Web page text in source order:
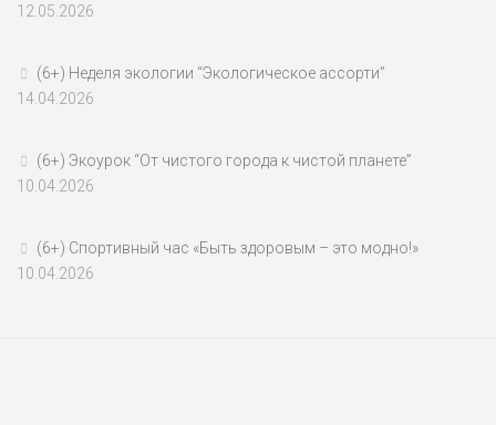
12.05.2026
(6+) Неделя экологии “Экологическое ассорти”
14.04.2026
(6+) Экоурок “От чистого города к чистой планете”
10.04.2026
(6+) Спортивный час «Быть здоровым – это модно!»
10.04.2026